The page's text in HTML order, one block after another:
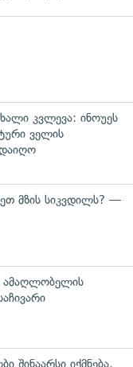
კვლევა: ინოუეს
ველის
მზის სიკვდილს? —
ამაღლობელის
შინაარსი იქმნება,